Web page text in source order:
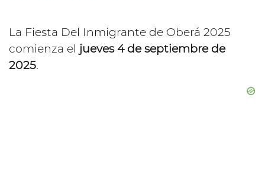
La Fiesta Del Inmigrante de Oberá 2025
comienza el jueves 4 de septiembre de
2025.